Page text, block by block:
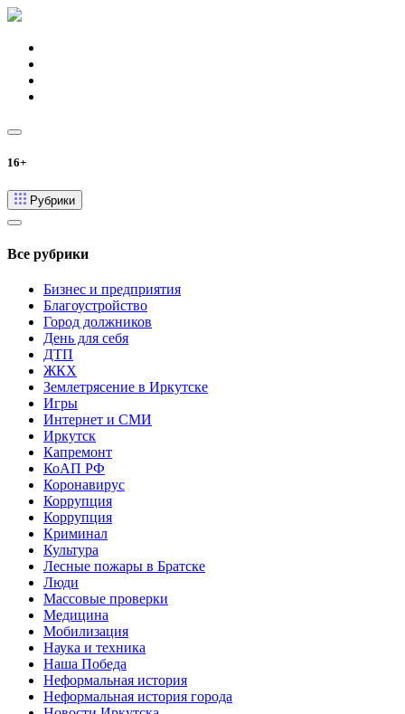
16+
Рубрики
Все рубрики
Бизнес и предприятия
Благоустройство
Город должников
День для себя
ДТП
ЖКХ
Землетрясение в Иркутске
Игры
Интернет и СМИ
Иркутск
Капремонт
КоАП РФ
Коронавирус
Коррупция
Коррупция
Криминал
Культура
Лесные пожары в Братске
Люди
Массовые проверки
Медицина
Мобилизация
Наука и техника
Наша Победа
Неформальная история
Неформальная история города